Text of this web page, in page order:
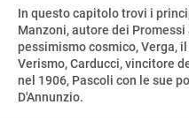
In questo capitolo trovi i
Manzoni, autore dei
pessimismo cosmico, Verga,
Verismo, Carducci, vincitore
nel 1906, Pascoli con le sue
D'Annunzio.